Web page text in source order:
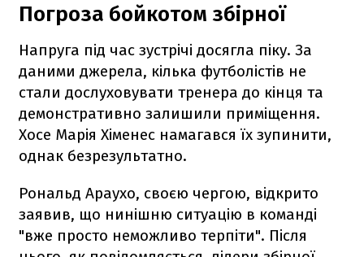
Погроза бойкотом збірної
Напруга під час зустрічі досягла піку. За
даними джерела, кілька футболістів не
стали дослуховувати тренера до кінця та
демонстративно залишили приміщення.
Хосе Марія Хіменес намагався їх зупинити,
однак безрезультатно.
Рональд Араухо, своєю чергою, відкрито
заявив, що нинішню ситуацію в команді
"вже просто неможливо терпіти". Після